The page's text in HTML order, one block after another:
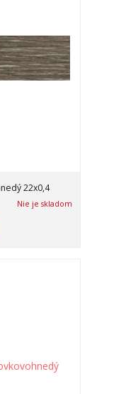
22x0,4
Nie je skladom